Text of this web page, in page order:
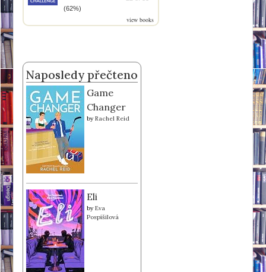
(62%)
view books
Naposledy přečteno
Game
Changer
byRachel Reid
Eli
byEva
Pospíšilová